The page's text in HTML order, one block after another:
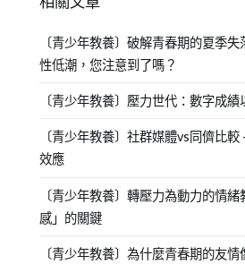
〔青少年教養〕破解青春期的夏季
性低潮，您注意到了嗎？
〔青少年教養〕壓力世代：數字成
〔青少年教養〕社群媒體vs同儕比
效應
〔青少年教養〕轉壓力為動力的情
感」的關鍵
〔青少年教養〕為什麼青春期的友情